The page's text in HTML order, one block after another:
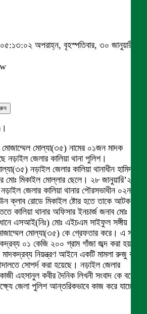
অপরাহ্ন, বৃহস্পতিবার, ৩০ জানুয়ারী
মোজাম্মেল মোল্যা(৩৫) নামের ০১জন মাদক
নড়াইল জেলার কালিয়া থানা পুলিশ।
নড়াইল জেলার কালিয়া থানাধীন হামিদপুর
মোঃ মিকাইল মোল্লার ছেলে। ২৮ জানুয়ারি’২৫
জেলার কালিয়া থানার পৌরসভাধীন ০২নং
ক্লাব রোডে মিকাইল ষ্টোর হতে তাকে আটক করা
কালিয়া থানার অফিসার ইনচার্জ জনাব মোঃ
এসআই(নিঃ) মোঃ এইচএম সাইফুল সঙ্গীয়
মোল্যা(৩৫) কে গ্রেফতার করে। এ সময়
০১ কেজি ২০০ গ্রাম গাঁজা জব্দ করা হয়।
মাদকদ্রব্য নিয়ন্ত্রণ আইনে একটি মামলা রুজু করা
সোপর্দ করা হয়েছে। নড়াইল জেলার
এহসানুল কবীর দৈনিক লিখনী সংবাদ কে বলেন,
জেলা পুলিশ আন্তরিকভাবে কাজ করে যাচ্ছে।